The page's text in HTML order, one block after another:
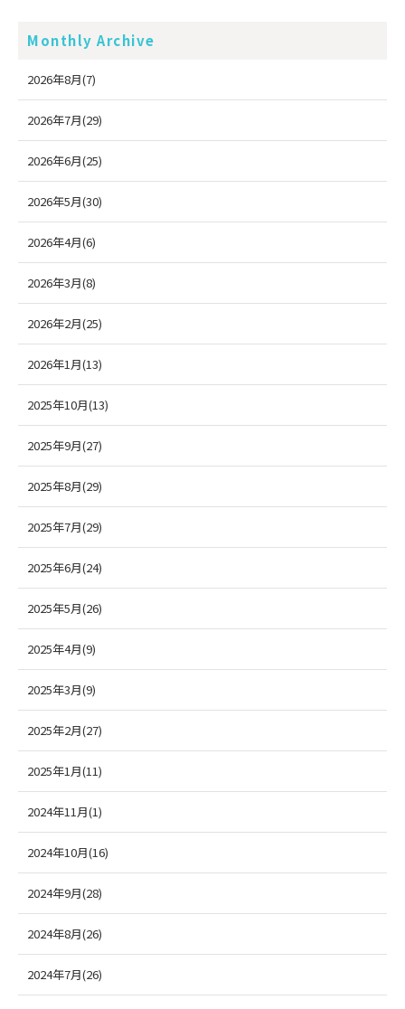
Monthly Archive
2026年8月(7)
2026年7月(29)
2026年6月(25)
2026年5月(30)
2026年4月(6)
2026年3月(8)
2026年2月(25)
2026年1月(13)
2025年10月(13)
2025年9月(27)
2025年8月(29)
2025年7月(29)
2025年6月(24)
2025年5月(26)
2025年4月(9)
2025年3月(9)
2025年2月(27)
2025年1月(11)
2024年11月(1)
2024年10月(16)
2024年9月(28)
2024年8月(26)
2024年7月(26)